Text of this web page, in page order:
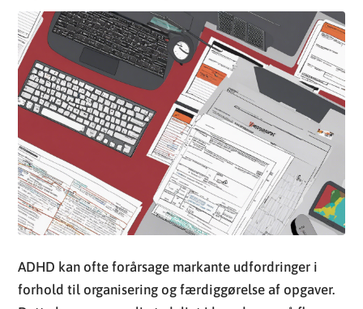
ADHD kan ofte forårsage markante udfordringer i
forhold til organisering og færdiggørelse af opgaver.